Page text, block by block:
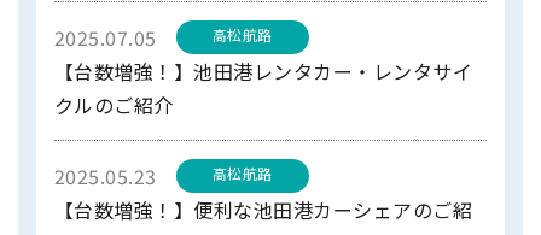
2025.07.05 高松航路
【台数増強！】池田港レンタカー・レンタサイ
クルのご紹介
2025.05.23 高松航路
【台数増強！】便利な池田港カーシェアのご紹